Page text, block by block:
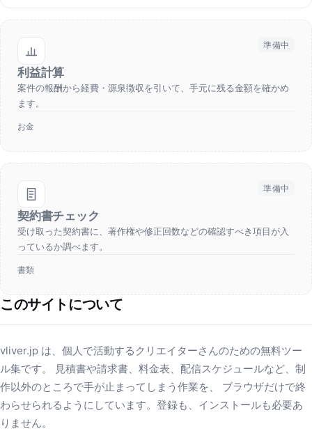
準備中
利益計算
案件の報酬から経費・源泉徴収を引いて、手元に残る金額を確かめ
ます。
お金
準備中
契約書チェック
受け取った契約書に、著作権や修正回数などの確認すべき項目が入
っているか調べます。
書類
このサイトについて
vliver.jp は、個人で活動するクリエイターさんのための無料ツー
ル集です。 見積書や請求書、料金表、配信スケジュールなど、制
作以外のところで手が止まってしまう作業を、 ブラウザだけで終
わらせられるようにしています。登録も、インストールも必要あ
りません。